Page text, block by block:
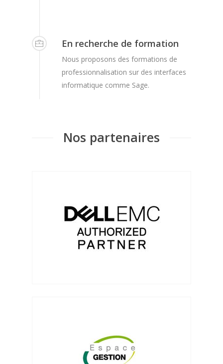
En recherche de formation
Nous proposons des formations de
professionnalisation sur des interfaces
informatique comme Sage.
Nos partenaires